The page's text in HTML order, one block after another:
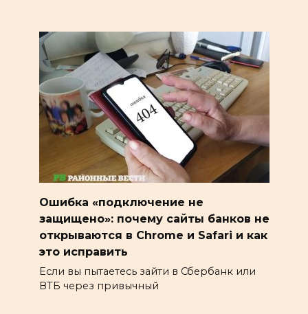
Ошибка «подключение не
защищено»: почему сайты банков не
открываются в Chrome и Safari и как
это исправить
Если вы пытаетесь зайти в Сбербанк или
ВТБ через привычный